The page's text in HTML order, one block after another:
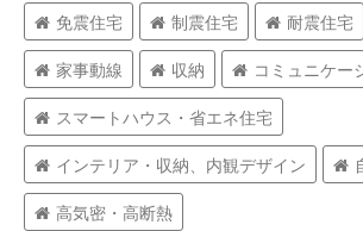
免震住宅
制震住宅 耐震住宅
家事動線
収納
コミュニケー
スマートハウス・省エネ住宅
インテリア・収納、内観デザイン
高気密・高断熱